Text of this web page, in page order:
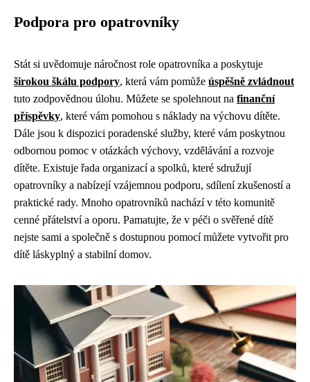
Podpora pro opatrovníky
Stát si uvědomuje náročnost role opatrovníka a poskytuje
širokou škálu podpory, která vám pomůže úspěšně zvládnout
tuto zodpovědnou úlohu. Můžete se spolehnout na finanční
příspěvky, které vám pomohou s náklady na výchovu dítěte.
Dále jsou k dispozici poradenské služby, které vám poskytnou
odbornou pomoc v otázkách výchovy, vzdělávání a rozvoje
dítěte. Existuje řada organizací a spolků, které sdružují
opatrovníky a nabízejí vzájemnou podporu, sdílení zkušeností a
praktické rady. Mnoho opatrovníků nachází v této komunitě
cenné přátelství a oporu. Pamatujte, že v péči o svěřené dítě
nejste sami a společně s dostupnou pomocí můžete vytvořit pro
dítě láskyplný a stabilní domov.